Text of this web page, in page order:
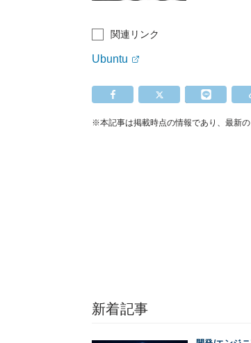
関連リンク
Ubuntu
※本記事は掲載時点の情報であり、最新
新着記事